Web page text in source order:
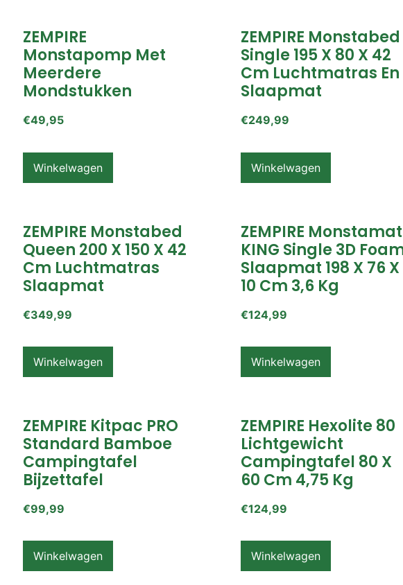
ZEMPIRE
Monstapomp Met
Meerdere
Mondstukken
€49,95
Winkelwagen
ZEMPIRE Monstabed
Single 195 X 80 X 42
Cm Luchtmatras En
Slaapmat
€249,99
Winkelwagen
ZEMPIRE Monstabed
Queen 200 X 150 X 42
Cm Luchtmatras
Slaapmat
€349,99
Winkelwagen
ZEMPIRE Monstamat
KING Single 3D
Slaapmat 198 X 76 X
10 Cm 3,6 Kg
€124,99
Winkelwagen
ZEMPIRE Kitpac PRO
Standard Bamboe
Campingtafel
Bijzettafel
€99,99
Winkelwagen
ZEMPIRE Hexolite 80
Lichtgewicht
Campingtafel 80 X
60 Cm 4,75 Kg
€124,99
Winkelwagen